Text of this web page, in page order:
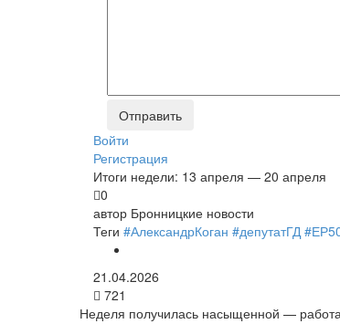
Войти
Регистрация
Итоги недели: 13 апреля — 20 апреля
0
автор Бронницкие новости
Теги #АлександрКоган #депутатГД
21.04.2026
721
Неделя получилась насыщенной —